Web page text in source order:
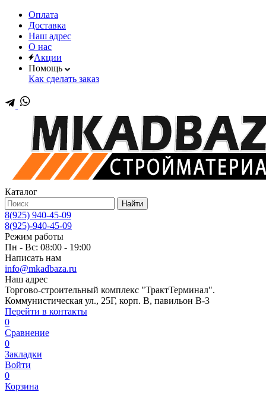
Оплата
Доставка
Наш адрес
О нас
Акции
Помощь
Как сделать заказ
Каталог
Найти
8(925) 940-45-09
8(925)-940-45-09
Режим работы
Пн - Вс: 08:00 - 19:00
Написать нам
info@mkadbaza.ru
Наш адрес
Торгово-строительный комплекс "ТрактТерминал".
Коммунистическая ул., 25Г, корп. В, павильон В-3
Перейти в контакты
0
Сравнение
0
Закладки
Войти
0
Корзина